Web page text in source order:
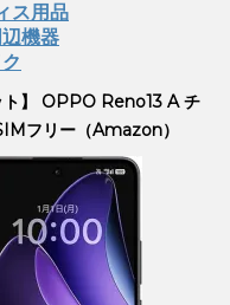
ス用品
辺機器
】 OPPO Reno13 A チ
フリー（Amazon）